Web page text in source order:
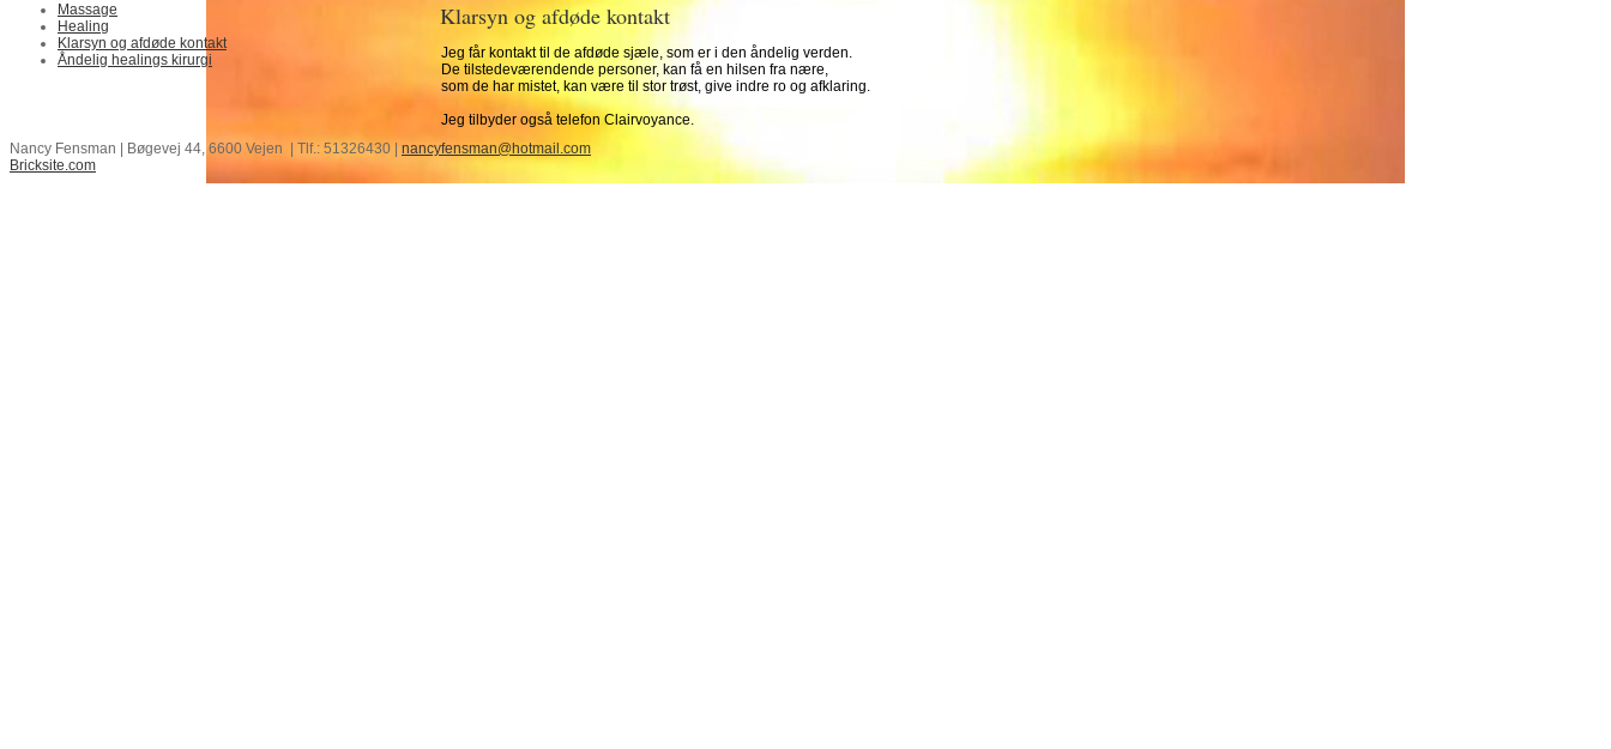
Massage
Healing
Klarsyn og afdøde kontakt
Åndelig healings kirurgi
Klarsyn og afdøde kontakt
Jeg får kontakt til de afdøde sjæle, som er i den åndelig verden.
De tilstedeværendende personer, kan få en hilsen fra nære,
som de har mistet, kan være til stor trøst, give indre ro og afklaring.
Jeg tilbyder også telefon Clairvoyance.
Nancy Fensman | Bøgevej 44, 6600 Vejen | Tlf.: 51326430 | nancyfensman@hotmail.com
Bricksite.com